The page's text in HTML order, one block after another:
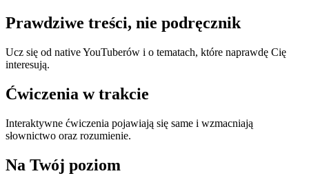
Prawdziwe treści, nie podręcznik
Ucz się od native YouTuberów i o tematach, które naprawdę Cię
interesują.
Ćwiczenia w trakcie
Interaktywne ćwiczenia pojawiają się same i wzmacniają
słownictwo oraz rozumienie.
Na Twój poziom